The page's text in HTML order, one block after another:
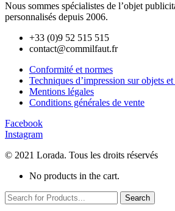
Nous sommes spécialistes de l’objet
personnalisés depuis 2006.
+33 (0)9 52 515 515
contact@commilfaut.fr
Conformité et normes
Techniques d’impression sur objets
Mentions légales
Conditions générales de vente
Facebook
Instagram
© 2021 Lorada. Tous les droits réservés
No products in the cart.
Search